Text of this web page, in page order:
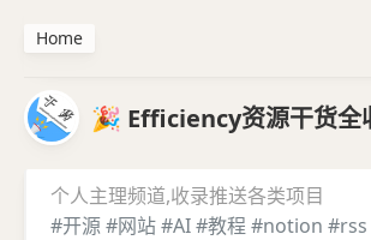
🎉 Efficiency资源干货全
个人主理频道,收录推送各类项目
#开源#网站#AI#教程 #notion #rss
Home